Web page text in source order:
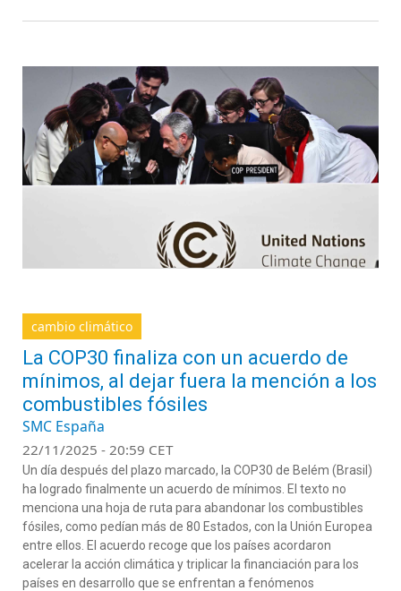
cambio climático
La COP30 finaliza con un acuerdo de
mínimos, al dejar fuera la mención a los
combustibles fósiles
SMC España
22/11/2025 - 20:59 CET
Un día después del plazo marcado, la COP30 de Belém (Brasil)
ha logrado finalmente un acuerdo de mínimos. El texto no
menciona una hoja de ruta para abandonar los combustibles
fósiles, como pedían más de 80 Estados, con la Unión Europea
entre ellos. El acuerdo recoge que los países acordaron
acelerar la acción climática y triplicar la financiación para los
países en desarrollo que se enfrentan a fenómenos